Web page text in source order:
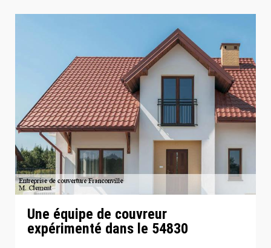
Une équipe de couvreur
expérimenté dans le 54830